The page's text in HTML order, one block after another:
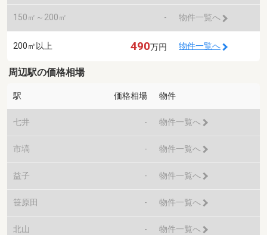
150㎡～200㎡ - 物件一覧へ
200㎡以上 490万円 物件一覧へ
周辺駅の価格相場
駅 価格相場 物件
七井 - 物件一覧へ
市塙 - 物件一覧へ
益子 - 物件一覧へ
笹原田 - 物件一覧へ
北山 - 物件一覧へ